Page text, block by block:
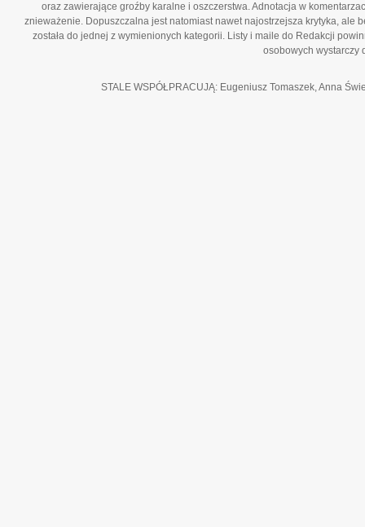
oraz zawierające groźby karalne i oszczerstwa. Adnotacja w
znieważenie. Dopuszczalna jest natomiast nawet najostrzejsza krytyka, ale
została do jednej z wymienionych kategorii. Listy i maile do Redakcji
osobowych wystarczy
STALE WSPÓŁPRACUJĄ: Eugeniusz Tomaszek, Anna